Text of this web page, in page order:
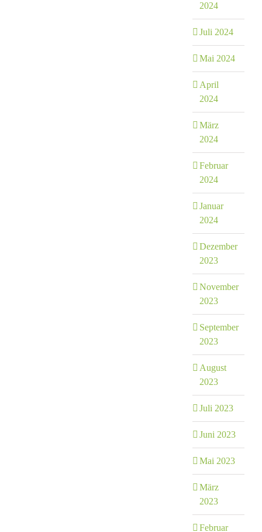
2024
Juli 2024
Mai 2024
April
2024
März
2024
Februar
2024
Januar
2024
Dezember
2023
November
2023
September
2023
August
2023
Juli 2023
Juni 2023
Mai 2023
März
2023
Februar